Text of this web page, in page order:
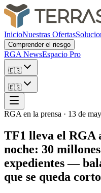
InicioNuestras Ofertas
Comprender el riesgo
RGA NewsEspacio Pro
🇪🇸
🇪🇸
RGA en la prensa · 13 de
TF1 lleva el RGA
noche: 30
expedientes —
que se queda corto